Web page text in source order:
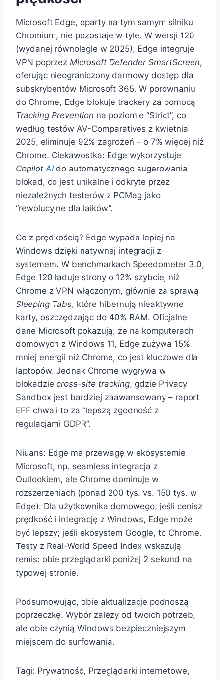
Microsoft Edge, oparty na tym samym silniku
Chromium, nie pozostaje w tyle. W wersji 120
(wydanej równolegle w 2025), Edge integruje
VPN poprzez Microsoft Defender SmartScreen,
oferując nieograniczony darmowy dostęp dla
subskrybentów Microsoft 365. W porównaniu
do Chrome, Edge blokuje trackery za pomocą
Tracking Prevention na poziomie “Strict”, co
według testów AV-Comparatives z kwietnia
2025, eliminuje 92% zagrożeń – o 7% więcej niż
Chrome. Ciekawostka: Edge wykorzystuje
CopilotAIdo automatycznego sugerowania
blokad, co jest unikalne i odkryte przez
niezależnych testerów z PCMag jako
“rewolucyjne dla laików”.
Co z prędkością? Edge wypada lepiej na
Windows dzięki natywnej integracji z
systemem. W benchmarkach Speedometer 3.0,
Edge 120 ładuje strony o 12% szybciej niż
Chrome z VPN włączonym, głównie za sprawą
Sleeping Tabs, które hibernują nieaktywne
karty, oszczędzając do 40% RAM. Oficjalne
dane Microsoft pokazują, że na komputerach
domowych z Windows 11, Edge zużywa 15%
mniej energii niż Chrome, co jest kluczowe dla
laptopów. Jednak Chrome wygrywa w
blokadzie cross-site tracking, gdzie Privacy
Sandbox jest bardziej zaawansowany – raport
EFF chwali to za “lepszą zgodność z
regulacjami GDPR”.
Niuans: Edge ma przewagę w ekosystemie
Microsoft, np. seamless integracja z
Outlookiem, ale Chrome dominuje w
rozszerzeniach (ponad 200 tys. vs. 150 tys. w
Edge). Dla użytkownika domowego, jeśli cenisz
prędkość i integrację z Windows, Edge może
być lepszy; jeśli ekosystem Google, to Chrome.
Testy z Real-World Speed Index wskazują
remis: obie przeglądarki poniżej 2 sekund na
typowej stronie.
Podsumowując, obie aktualizacje podnoszą
poprzeczkę. Wybór zależy od twoich potrzeb,
ale obie czynią Windows bezpieczniejszym
miejscem do surfowania.
Tagi: Prywatność, Przeglądarki internetowe,